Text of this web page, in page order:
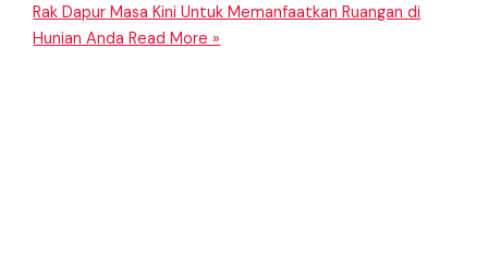
Rak Dapur Masa Kini Untuk Memanfaatkan Ruangan di
Hunian Anda Read More »